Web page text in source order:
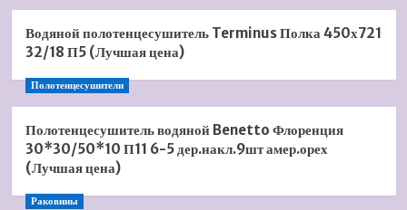
Водяной полотенцесушитель Terminus Полка 450х721
32/18 П5 (Лучшая цена)
Полотенцесушители
Полотенцесушитель водяной Benetto Флоренция
30*30/50*10 П11 6-5 дер.накл.9шт амер.орех
(Лучшая цена)
Раковины